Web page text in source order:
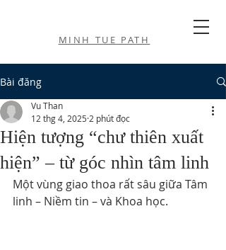
MINH TUE PATH
Bài đăng
Hiện tượng “chư thiên xuất
hiện” – từ góc nhìn tâm linh
Vu Than
12 thg 4, 2025 2 phút đọc
Một vùng giao thoa rất sâu giữa Tâm
linh – Niềm tin – và Khoa học.